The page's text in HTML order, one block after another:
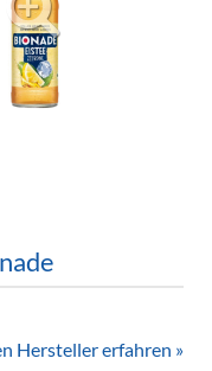
Hersteller erfahren »